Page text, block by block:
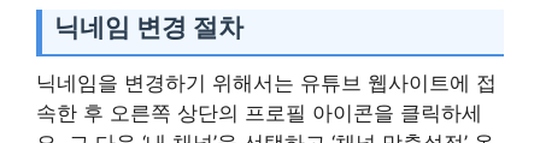
닉네임 변경 절차
닉네임을 변경하기 위해서는 유튜브 웹사이트에 접
속한 후 오른쪽 상단의 프로필 아이콘을 클릭하세